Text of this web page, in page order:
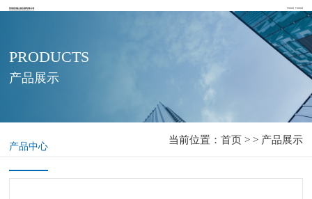
PRODUCTS
产品展示
产品中心
当前位置： 首页> > 产品展示